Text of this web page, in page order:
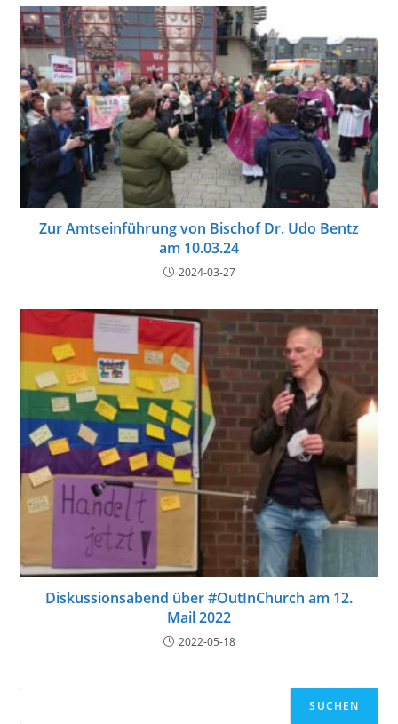
Zur Amtseinführung von Bischof Dr. Udo Bentz
am 10.03.24
2024-03-27
Diskussionsabend über #OutInChurch am 12.
Mail 2022
2022-05-18
SUCHEN